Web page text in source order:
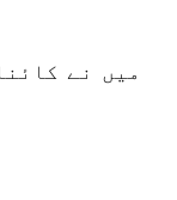
میں نے